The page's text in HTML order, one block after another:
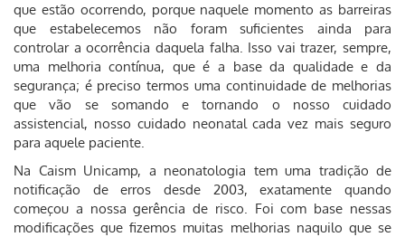
que estão ocorrendo, porque naquele momento as barreiras
que estabelecemos não foram suficientes ainda para
controlar a ocorrência daquela falha. Isso vai trazer, sempre,
uma melhoria contínua, que é a base da qualidade e da
segurança; é preciso termos uma continuidade de melhorias
que vão se somando e tornando o nosso cuidado
assistencial, nosso cuidado neonatal cada vez mais seguro
para aquele paciente.
Na Caism Unicamp, a neonatologia tem uma tradição de
notificação de erros desde 2003, exatamente quando
começou a nossa gerência de risco. Foi com base nessas
modificações que fizemos muitas melhorias naquilo que se